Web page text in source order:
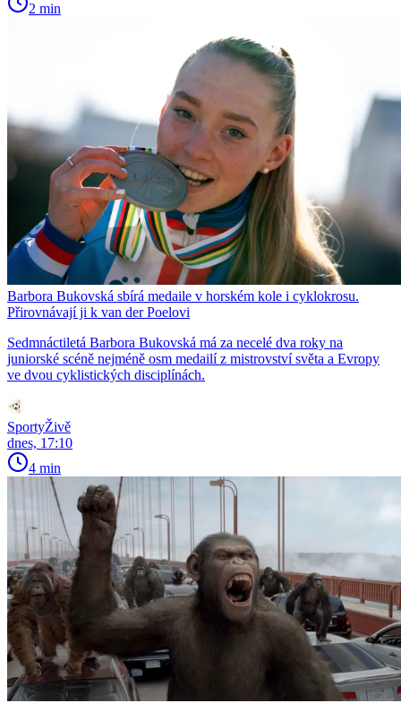
2 min
Barbora Bukovská sbírá medaile v horském kole i cyklokrosu.
Přirovnávají ji k van der Poelovi
Sedmnáctiletá Barbora Bukovská má za necelé dva roky na
juniorské scéně nejméně osm medailí z mistrovství světa a Evropy
ve dvou cyklistických disciplínách.
SportyŽivě
dnes, 17:10
4 min